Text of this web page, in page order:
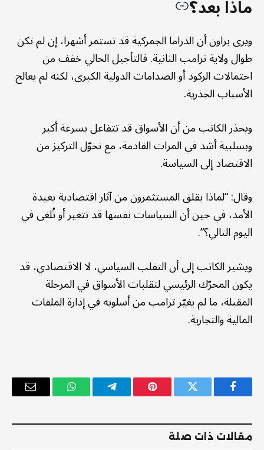
ماذا بعد؟
ويرى براون أن الدراما الجمركية قد تستمر أشهرا، إن لم تكن
طوال ولاية ترامب الثانية. فالتأجيل الحالي خفف من
احتمالات الركود أو الصدامات الدولية الكبرى، لكنه لم يعالج
الأسباب الجذرية.
ويحذر الكاتب من أن الأسواق قد تتفاعل بسرعة أكبر
وبسلبية أشد في المرات القادمة، مع تحوّل التركيز من
الاقتصاد إلى السياسة.
وقال: “لماذا يقلق المستثمرون من آثار اقتصادية بعيدة
الأمد، في حين أن السياسات نفسها قد تتغير أو تُلغى في
اليوم التالي؟”.
ويشير الكاتب إلى أن التقلب السياسي، لا الاقتصادي، قد
يكون المحرّك الرئيسي لتقلبات الأسواق في المرحلة
المقبلة، ما لم يغيّر ترامب من أسلوبه في إدارة الملفات
المالية والتجارية.
فيسبوك تويتر بينتيريستتيلقرام واتساب
البريد
مقالات ذات صلة